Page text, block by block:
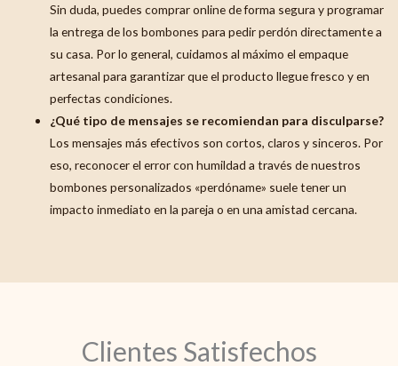
Sin duda, puedes comprar online de forma segura y programar
la entrega de los bombones para pedir perdón directamente a
su casa. Por lo general, cuidamos al máximo el empaque
artesanal para garantizar que el producto llegue fresco y en
perfectas condiciones.
¿Qué tipo de mensajes se recomiendan para disculparse?
Los mensajes más efectivos son cortos, claros y sinceros. Por
eso, reconocer el error con humildad a través de nuestros
bombones personalizados «perdóname» suele tener un
impacto inmediato en la pareja o en una amistad cercana.
Clientes Satisfechos